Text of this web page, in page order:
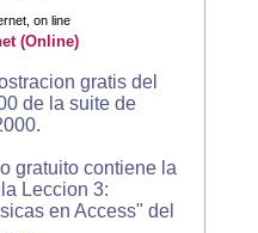
(Online)
gratis del
de la suite de
gratuito contiene la
Leccion 3:
en Access" del